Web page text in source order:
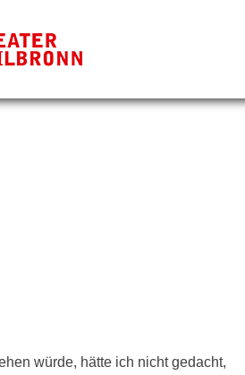
würde, hätte ich nicht gedacht,